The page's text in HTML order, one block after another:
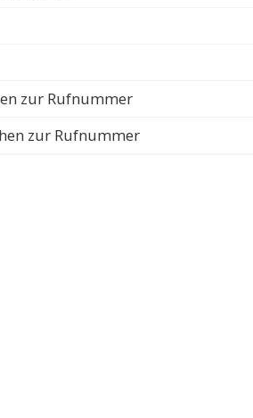
zur Rufnummer
zur Rufnummer